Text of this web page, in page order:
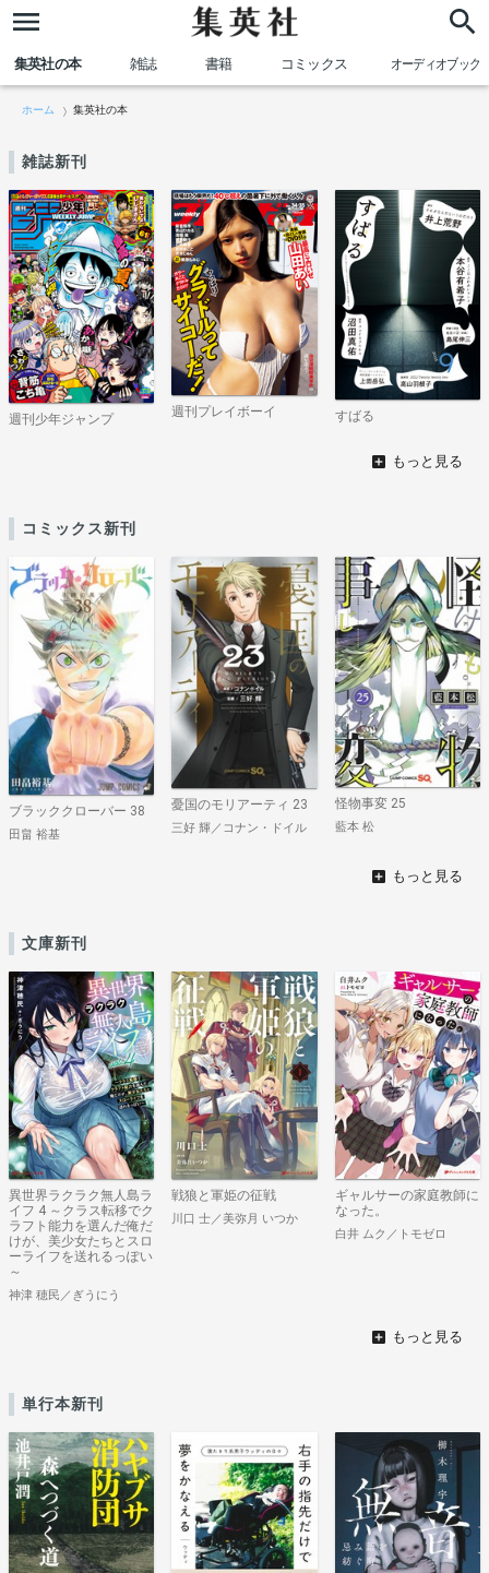
集英社の本 雑誌 書籍 コミックス オーディオブック
ホーム 集英社の本
雑誌新刊
週刊少年ジャンプ 週刊プレイボーイ すばる
コミックス新刊
ブラッククローバー 38
田畠 裕基
憂国のモリアーティ 23
三好 輝／コナン・ドイル
怪物事変 25
藍本 松
文庫新刊
異世界ラクラク無人島ラ
イフ 4 ～クラス転移でク
ラフト能力を選んだ俺だ
けが、美少女たちとスロ
ーライフを送れるっぽい
～
神津 穂民／ぎうにう
戦狼と軍姫の征戦
川口 士／美弥月 いつか
ギャルサーの家庭教師に
なった。
白井 ムク／トモゼロ
単行本新刊